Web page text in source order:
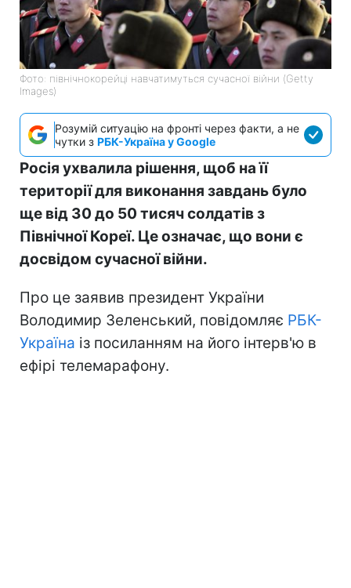
Фото: північнокорейці навчатимуться сучасної війни (Getty
Images)
Розумій ситуацію на фронті через факти, а не
чутки з РБК-Україна у Google
Росія ухвалила рішення, щоб на її
території для виконання завдань було
ще від 30 до 50 тисяч солдатів з
Північної Кореї. Це означає, що вони є
досвідом сучасної війни.
Про це заявив президент України
Володимир Зеленський, повідомляє РБК-
Україна із посиланням на його інтерв'ю в
ефірі телемарафону.